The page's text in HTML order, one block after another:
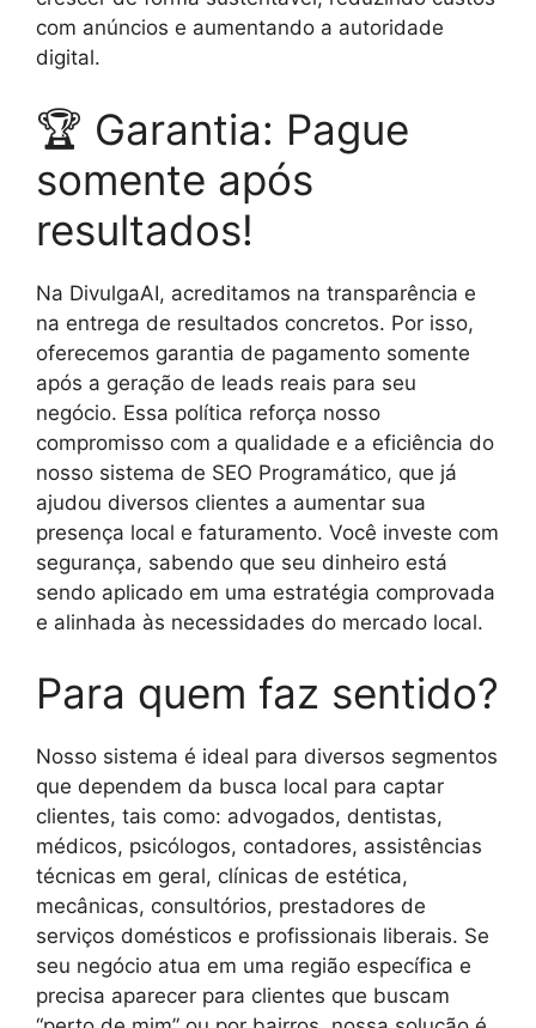
com anúncios e aumentando a autoridade
digital.
🏆 Garantia: Pague
somente após
resultados!
Na DivulgaAI, acreditamos na transparência e
na entrega de resultados concretos. Por isso,
oferecemos garantia de pagamento somente
após a geração de leads reais para seu
negócio. Essa política reforça nosso
compromisso com a qualidade e a eficiência do
nosso sistema de SEO Programático, que já
ajudou diversos clientes a aumentar sua
presença local e faturamento. Você investe com
segurança, sabendo que seu dinheiro está
sendo aplicado em uma estratégia comprovada
e alinhada às necessidades do mercado local.
Para quem faz sentido?
Nosso sistema é ideal para diversos segmentos
que dependem da busca local para captar
clientes, tais como: advogados, dentistas,
médicos, psicólogos, contadores, assistências
técnicas em geral, clínicas de estética,
mecânicas, consultórios, prestadores de
serviços domésticos e profissionais liberais. Se
seu negócio atua em uma região específica e
precisa aparecer para clientes que buscam